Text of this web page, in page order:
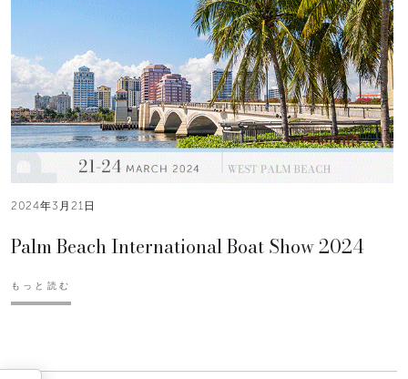
2024年3月21日
Palm Beach International Boat Show 2024
もっと読む